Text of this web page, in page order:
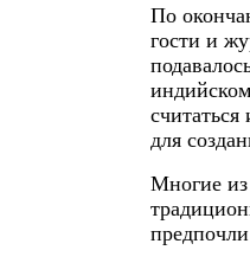
По
гости и
для
Многие